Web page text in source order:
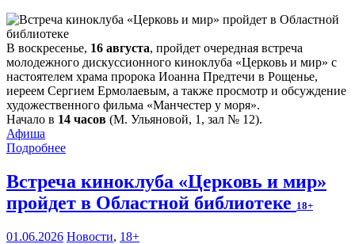
В воскресенье, 16 августа, пройдет очередная встреча
молодежного дискуссионного киноклуба «Церковь и мир» с
настоятелем храма пророка Иоанна Предтечи в Рощенье,
иереем Сергием Ермолаевым, а также просмотр и обсуждение
художественного фильма «Манчестер у моря».
Начало в 14 часов (М. Ульяновой, 1, зал № 12).
Афиша
Подробнее
Встреча киноклуба «Церковь и мир»
пройдет в Областной библиотеке 18+
01.06.2026 Новости, 18+